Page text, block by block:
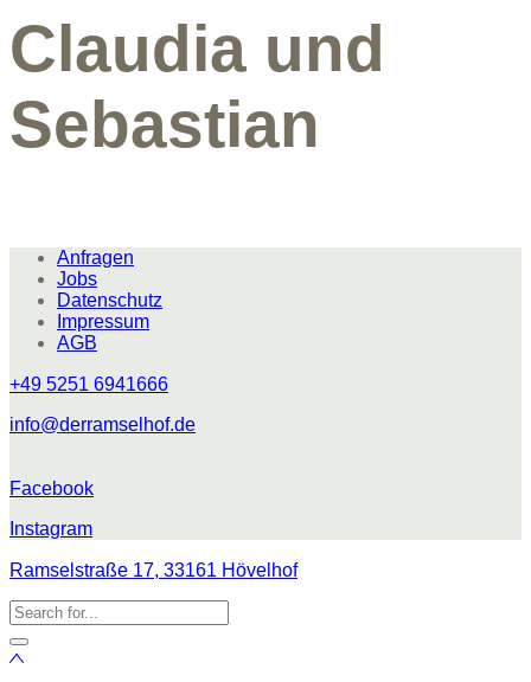
Claudia und
Sebastian
Anfragen
Jobs
Datenschutz
Impressum
AGB
+49 5251 6941666
info@derramselhof.de
Facebook
Instagram
Ramselstraße 17, 33161 Hövelhof